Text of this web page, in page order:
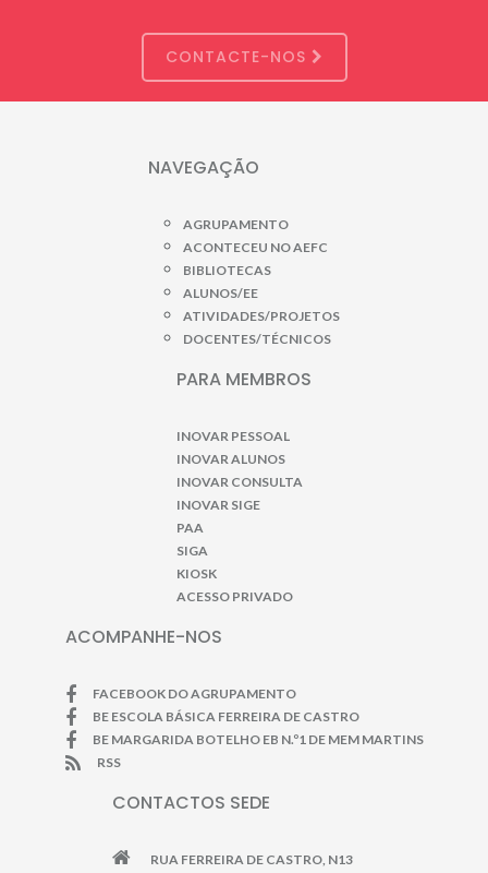
CONTACTE-NOS
NAVEGAÇÃO
AGRUPAMENTO
ACONTECEU NO AEFC
BIBLIOTECAS
ALUNOS/EE
ATIVIDADES/PROJETOS
DOCENTES/TÉCNICOS
PARA MEMBROS
INOVAR PESSOAL
INOVAR ALUNOS
INOVAR CONSULTA
INOVAR SIGE
PAA
SIGA
KIOSK
ACESSO PRIVADO
ACOMPANHE-NOS
FACEBOOK DO AGRUPAMENTO
BE ESCOLA BÁSICA FERREIRA DE CASTRO
BE MARGARIDA BOTELHO EB N.º1 DE MEM MARTINS
RSS
CONTACTOS SEDE
RUA FERREIRA DE CASTRO, N13